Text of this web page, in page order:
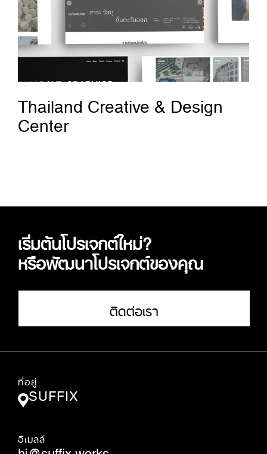
Thailand Creative & Design
Center
เริ่มต้นโปรเจกต์ใหม่?
หรือพัฒนาโปรเจกต์ของคุณ
ติดต่อเรา
ที่อยู่
SUFFIX
อีเมลล์